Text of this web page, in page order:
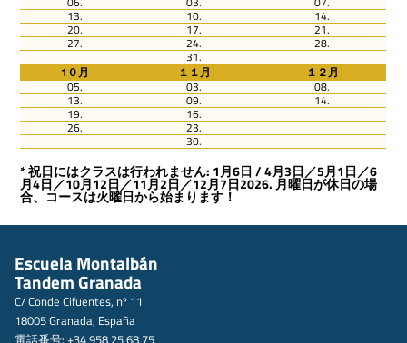
13. 10. 14.
20. 17. 21.
27. 24. 28.
31.
1０月
１１月
１２月
05.
03. 08.
13. 09. 14.
19. 16.
26. 23.
30.
* 祝日にはクラスは行われません: 1月6日 / 4月3日／5月1日／6
月4日／10月12日／11月2日／12月7日2026. 月曜日が休日の場
合、コースは火曜日から始まります！
Escuela Montalbán
Tandem Granada
C/ Conde Cifuentes, nº 11
18005 Granada, España
電話番号: +34 958 25 68 75